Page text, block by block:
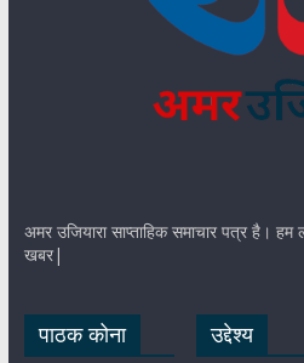
अमर उजियारा साप्ताहिक समाचार पत्र है।
खबर|
पाठक कोना उद्देश्य